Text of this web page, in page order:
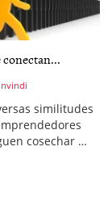
conectan...
nvindi
similitudes
cosechar …